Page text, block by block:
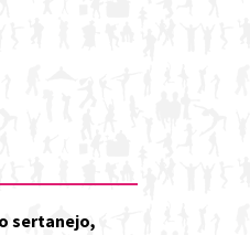
sertanejo,